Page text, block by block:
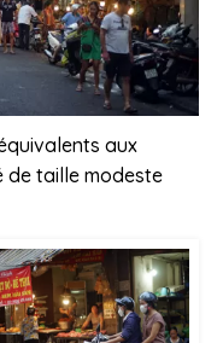
aux
de taille modeste